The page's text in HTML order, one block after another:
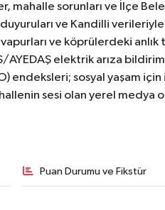
mahalle sorunları ve İlçe
ve Kandilli verileriyle
ve köprülerdeki anlık
AYEDAŞ elektrik arıza
endeksleri; sosyal yaşam için
sesi olan yerel medya
Puan Durumu ve Fikstür